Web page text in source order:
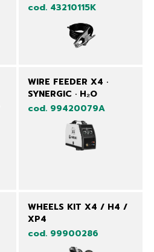
cod. 43210115K
WIRE FEEDER X4 ·
SYNERGIC · H₂O
cod. 99420079A
WHEELS KIT X4 / H4 /
XP4
cod. 99900286